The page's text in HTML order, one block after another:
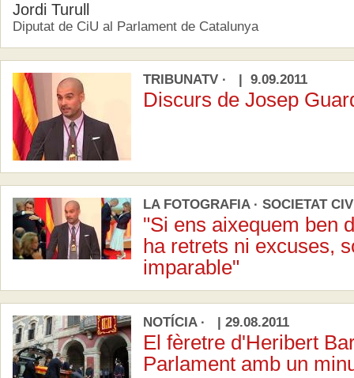
Jordi Turull
Diputat de CiU al Parlament de Catalunya
TRIBUNATV · | 9.09.2011
Discurs de Josep
LA FOTOGRAFIA · SOCIETAT
"Si ens aixequem ben
ha retrets ni excuses,
imparable"
NOTÍCIA · | 29.08.2011
El fèretre d'Heribert
Parlament amb un